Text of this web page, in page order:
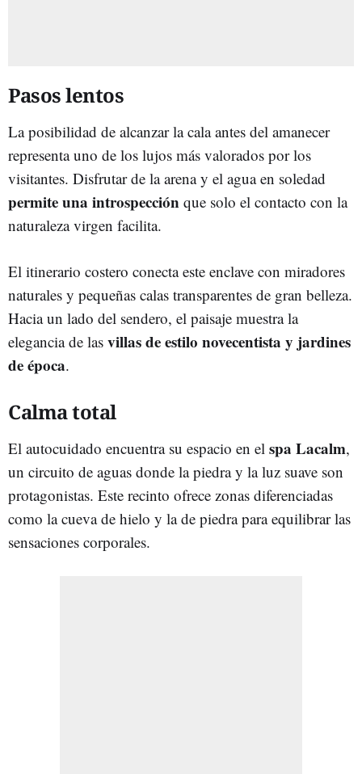
Pasos lentos
La posibilidad de alcanzar la cala antes del amanecer
representa uno de los lujos más valorados por los
visitantes. Disfrutar de la arena y el agua en soledad
permite una introspección que solo el contacto con la
naturaleza virgen facilita.
El itinerario costero conecta este enclave con miradores
naturales y pequeñas calas transparentes de gran belleza.
Hacia un lado del sendero, el paisaje muestra la
elegancia de las villas de estilo novecentista y jardines
de época.
Calma total
El autocuidado encuentra su espacio en el spa Lacalm,
un circuito de aguas donde la piedra y la luz suave son
protagonistas. Este recinto ofrece zonas diferenciadas
como la cueva de hielo y la de piedra para equilibrar las
sensaciones corporales.